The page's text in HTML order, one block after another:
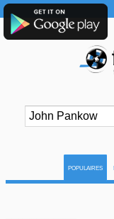
POPULAIRES